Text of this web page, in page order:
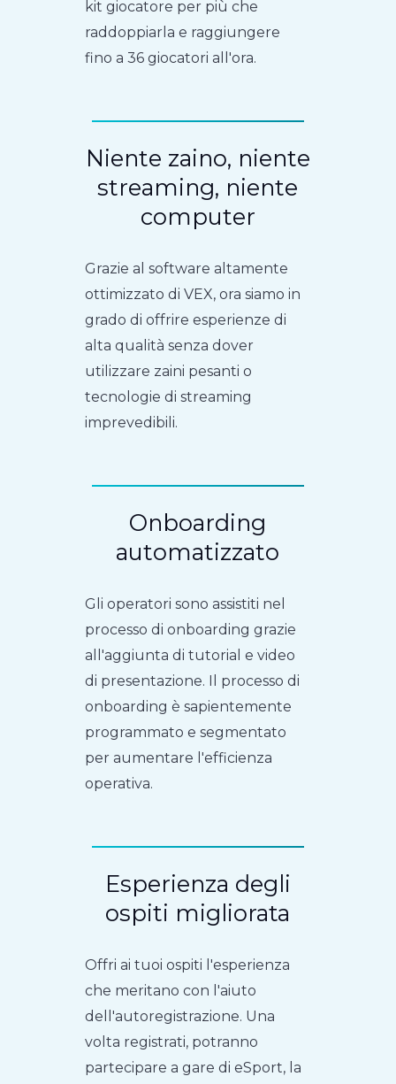
kit giocatore per più che
raddoppiarla e raggiungere
fino a 36 giocatori all'ora.
Niente zaino, niente
streaming, niente
computer
Grazie al software altamente
ottimizzato di VEX, ora siamo in
grado di offrire esperienze di
alta qualità senza dover
utilizzare zaini pesanti o
tecnologie di streaming
imprevedibili.
Onboarding
automatizzato
Gli operatori sono assistiti nel
processo di onboarding grazie
all'aggiunta di tutorial e video
di presentazione. Il processo di
onboarding è sapientemente
programmato e segmentato
per aumentare l'efficienza
operativa.
Esperienza degli
ospiti migliorata
Offri ai tuoi ospiti l'esperienza
che meritano con l'aiuto
dell'autoregistrazione. Una
volta registrati, potranno
partecipare a gare di eSport, la